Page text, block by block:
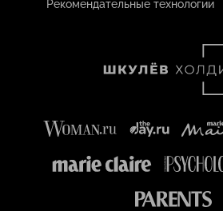
Рекомендательные технологии